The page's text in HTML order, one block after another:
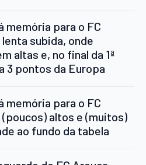
memória para o FC
subida, onde
altas e, no final da 1ª
3 pontos da Europa
memória para o FC
altos e (muitos)
ao fundo da tabela